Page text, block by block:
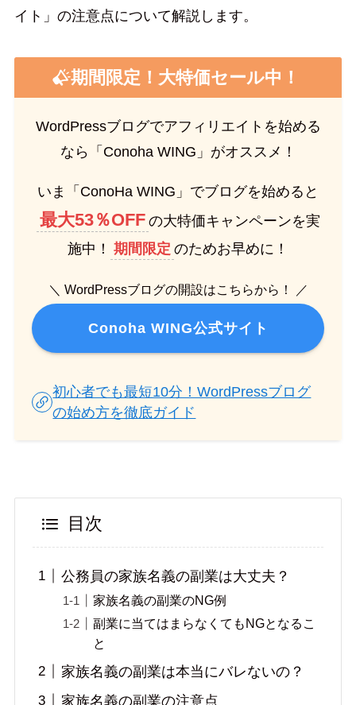
イト」の注意点について解説します。
期間限定！大特価セール中！
WordPressブログでアフィリエイトを始める
なら「Conoha WING」がオススメ！
いま「ConoHa WING」でブログを始めると
最大53％OFF の大特価キャンペーンを実
施中！ 期間限定 のためお早めに！
＼ WordPressブログの開設はこちらから！ ／
Conoha WING公式サイト
初心者でも最短10分！WordPressブログ
の始め方を徹底ガイド
目次
公務員の家族名義の副業は大丈夫？
家族名義の副業のNG例
副業に当てはまらなくてもNGとなるこ
と
家族名義の副業は本当にバレないの？
家族名義の副業の注意点